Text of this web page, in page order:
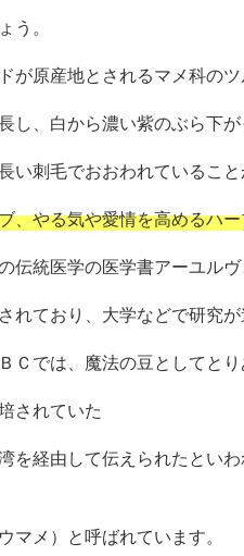
う。
が原産地とされるマメ科のツ
し、白から濃い紫のぶら下
い刺毛でおおわれているこ
、やる気や愛情を高めるハ
伝統医学の医学書アーユルヴ
れており、大学などで研究が
Ｃでは、魔法の豆としてとり
されていた
を経由して伝えられたとい
マメ）と呼ばれています。